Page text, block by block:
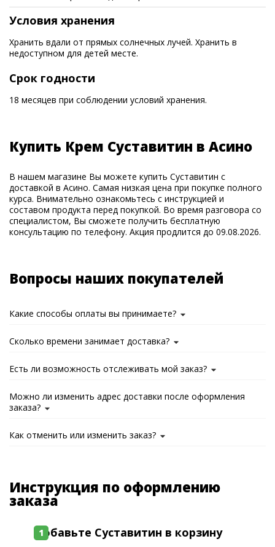
Условия хранения
Хранить вдали от прямых солнечных лучей. Хранить в
недоступном для детей месте.
Срок годности
18 месяцев при соблюдении условий хранения.
Купить Крем Суставитин в Асино
В нашем магазине Вы можете купить Суставитин с
доставкой в Асино. Самая низкая цена при покупке полного
курса. Внимательно ознакомьтесь с инструкцией и
составом продукта перед покупкой. Во время разговора со
специалистом, Вы сможете получить бесплатную
консультацию по телефону. Акция продлится до 09.08.2026.
Вопросы наших покупателей
Какие способы оплаты вы принимаете?
Сколько времени занимает доставка?
Есть ли возможность отслеживать мой заказ?
Можно ли изменить адрес доставки после оформления
заказа?
Как отменить или изменить заказ?
Инструкция по оформлению
заказа
Добавьте Суставитин в корзину